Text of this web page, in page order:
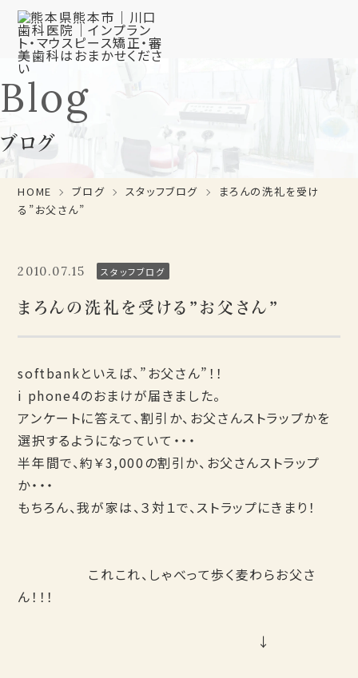
Blog
ブログ
HOME ブログ スタッフブログ
まろんの洗礼を受け
る”お父さん”
2010.07.15 スタッフブログ
まろんの洗礼を受ける”お父さん”
softbankといえば、”お父さん”！！
i phone4のおまけが届きました。
アンケートに答えて、割引か、お父さんストラップかを
選択するようになっていて・・・
半年間で、約￥3,000の割引か、お父さんストラップ
か・・・
もちろん、我が家は、３対１で、ストラップにきまり！
これこれ、しゃべって歩く麦わらお父さ
ん！！！
↓